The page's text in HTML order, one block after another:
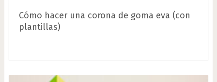
Cómo hacer una corona de goma eva (con
plantillas)